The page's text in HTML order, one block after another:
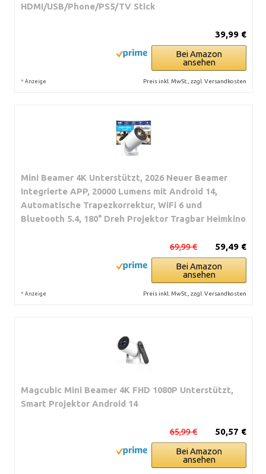
HDMI/USB/Phone/PS5/TV Stick
39,99 €
Bei Amazon
ansehen
* Anzeige Preis inkl. MwSt., zzgl. Versandkosten
Mini Beamer 4K Unterstützt, 2026 Neuer Beamer
Integrierte APP, 20000 Lumens mit Android 14,
Automatische Trapezkorrektur, WiFi 6 und
Bluetooth 5.4, 180° Dreh Projektor Tragbar Heimkino
59,49 €
69,99 €
Bei Amazon
ansehen
* Anzeige Preis inkl. MwSt., zzgl. Versandkosten
Magcubic Mini Beamer 4K FHD 1080P Unterstützt,
Smart Projektor Android 14
50,57 €
65,99 €
Bei Amazon
ansehen